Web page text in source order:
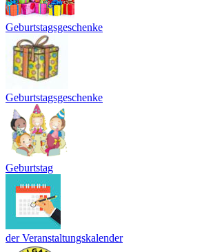
Geburtstagsgeschenke
Geburtstagsgeschenke
Geburtstag
der Veranstaltungskalender